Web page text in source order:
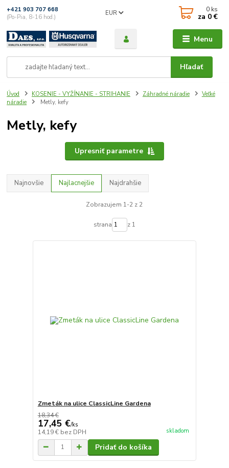
Menu
EUR
Hľadať
+421 903 707 668
(Po-Pia, 8-16 hod.)
0 ks
za 0 €
Úvod KOSENIE - VYŽÍNANIE - STRIHANIE Záhradné náradie
Veľké
náradie
Metly, kefy
Metly, kefy
Upresniť parametre
Najnovšie Najlacnejšie Najdrahšie
Zobrazujem 1-2 z 2
strana z 1
Zmeták na ulice ClassicLine Gardena
18,34 €
17,45 €/ks
14,19 € bez DPH skladom
Pridať do košíka